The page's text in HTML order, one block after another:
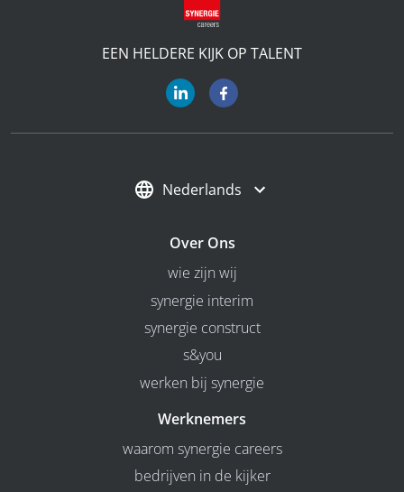
EEN HELDERE KIJK OP TALENT
Nederlands
Over Ons
wie zijn wij
synergie interim
synergie construct
s&you
werken bij synergie
Werknemers
waarom synergie careers
bedrijven in de kijker